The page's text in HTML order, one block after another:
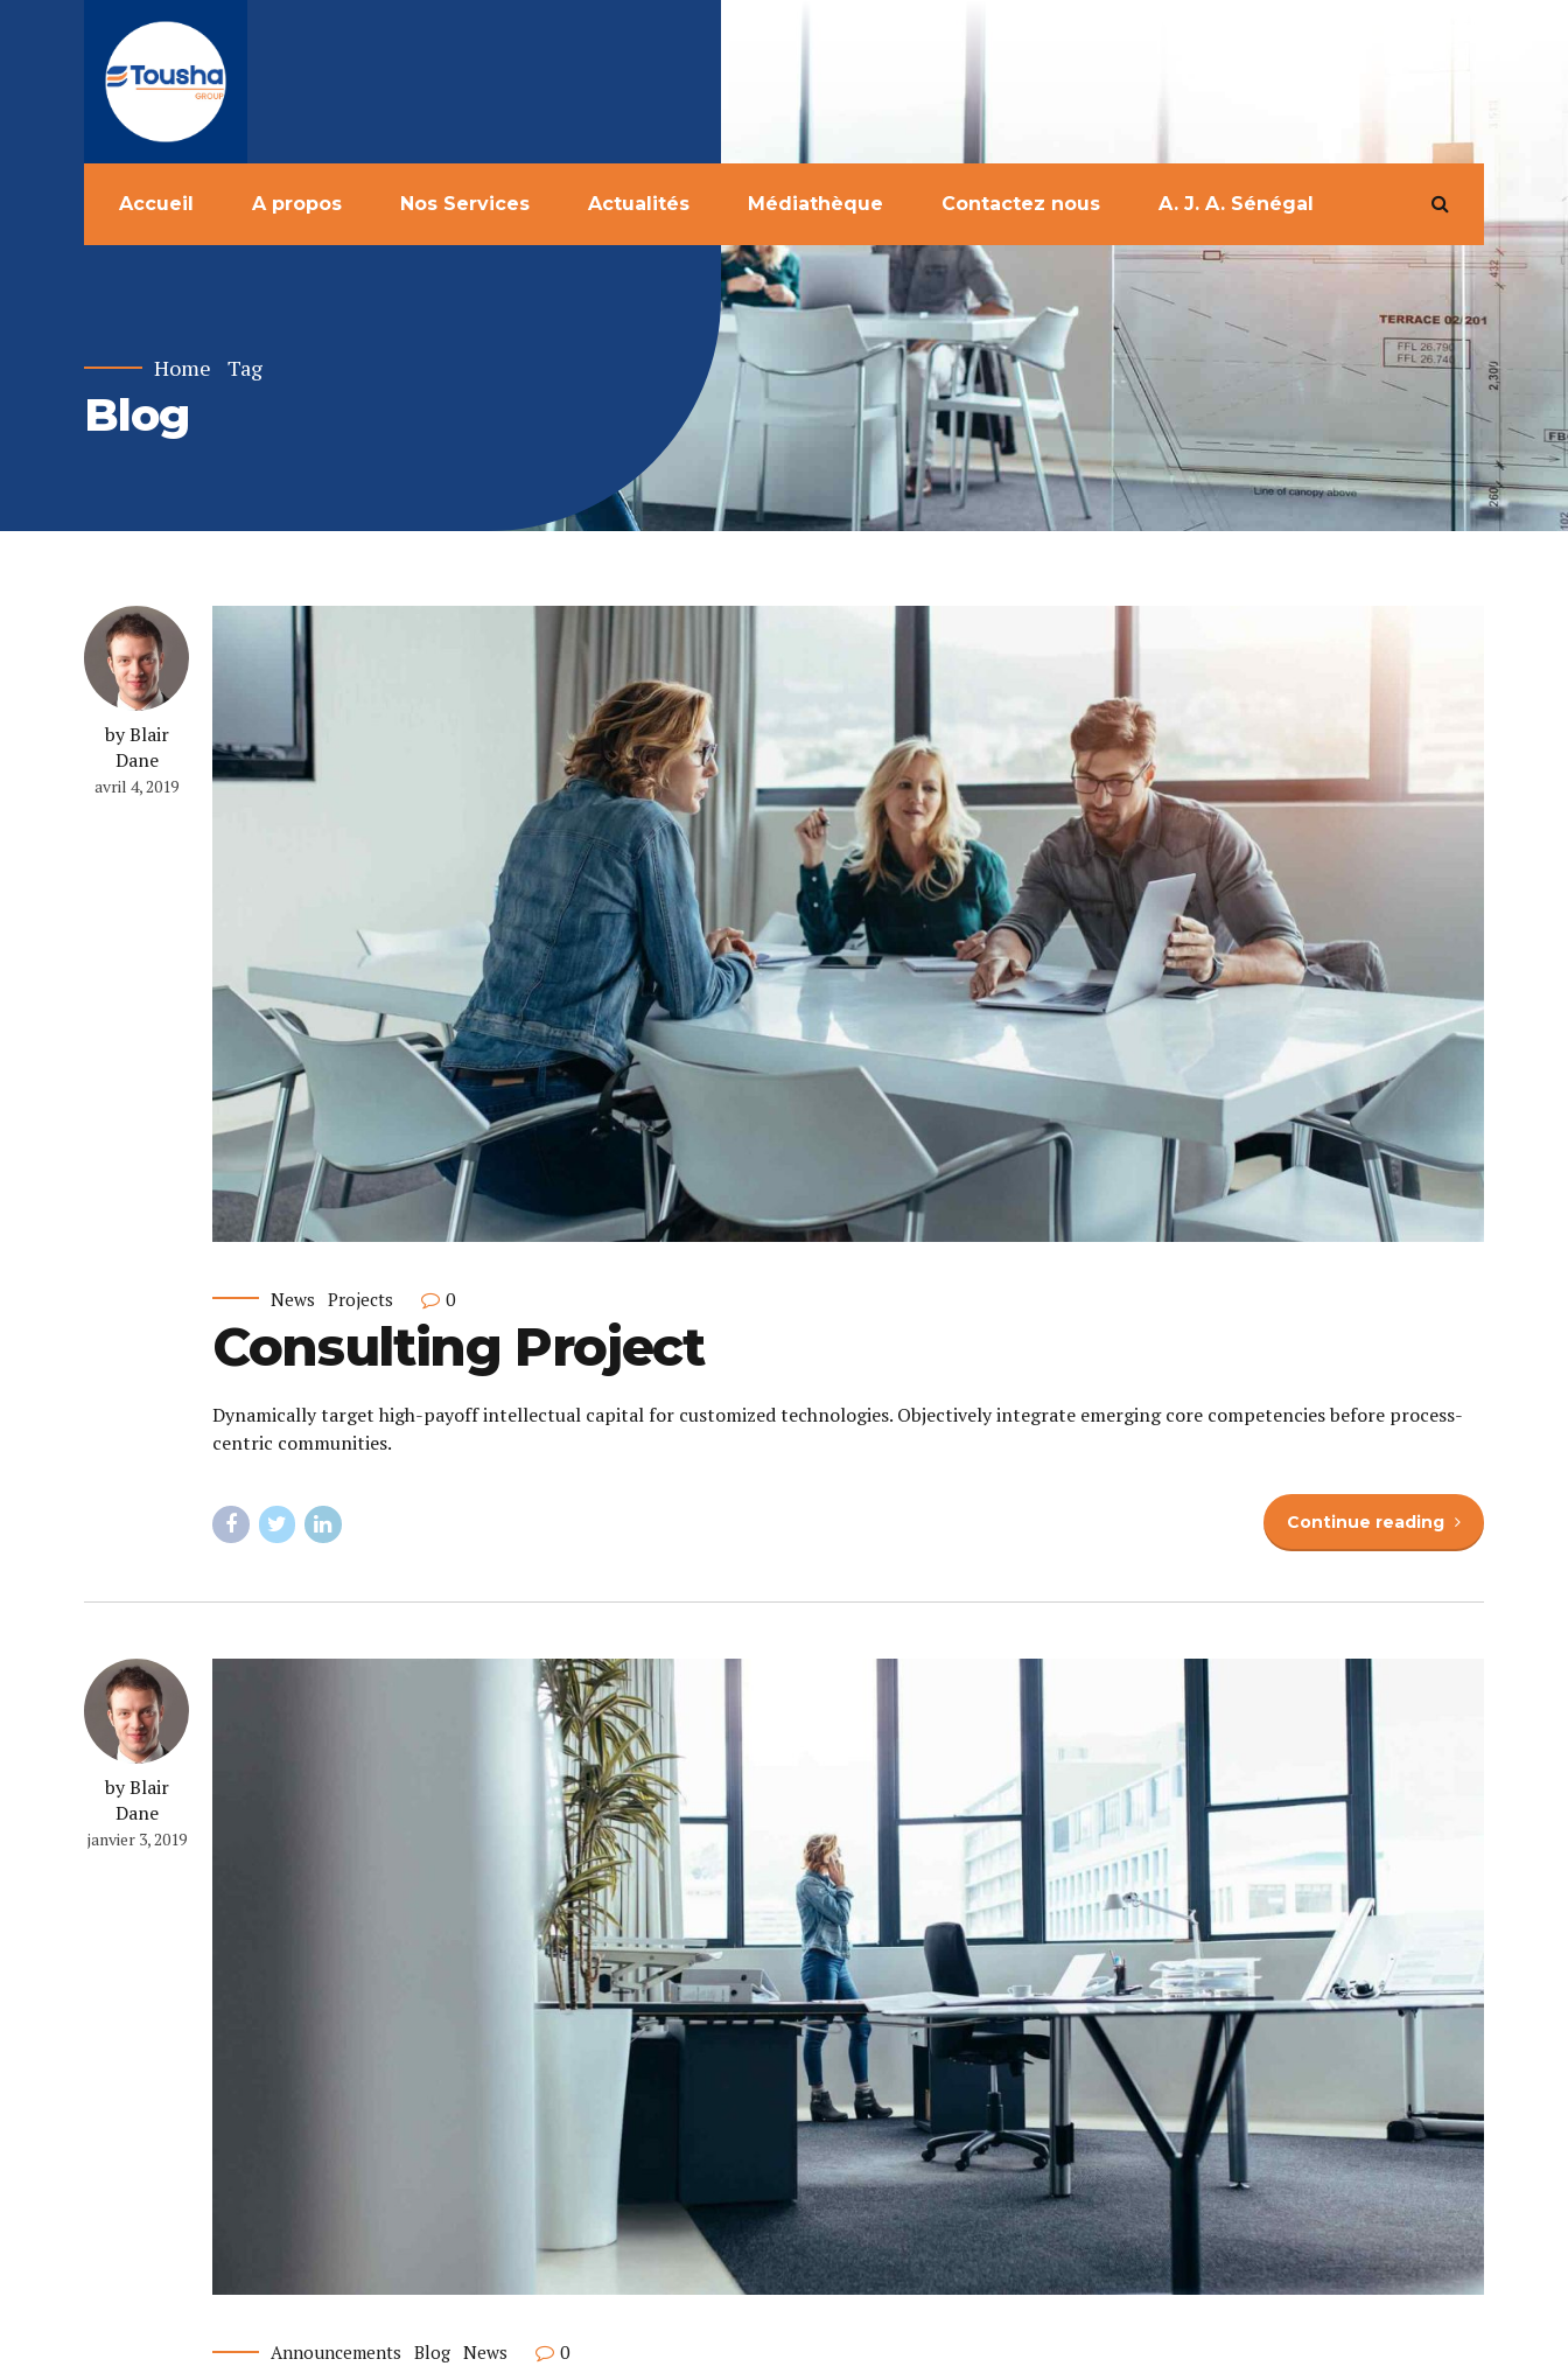
Accueil A propos Nos Services Actualités Médiathèque Contactez nous A. J. A. Sénégal
Home Tag
Blog
by Blair
Dane
avril 4, 2019
News Projects 0
Consulting Project
Dynamically target high-payoff intellectual capital for customized technologies. Objectively integrate emerging core competencies before process-
centric communities.
Continue reading
by Blair
Dane
janvier 3, 2019
Announcements Blog News 0